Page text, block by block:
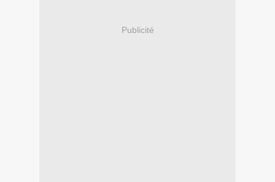
Publicité